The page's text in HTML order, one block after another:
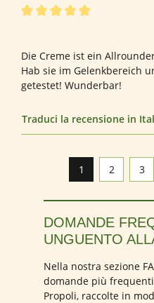
Die Creme ist ein
Hab sie im Gelenkbereich
getestet! Wunderbar!
Traduci la recensione in
Pagina
1 Pagina
2 3
DOMANDE
UNGUENTO
Nella nostra sezione
domande più
Propoli, raccolte in